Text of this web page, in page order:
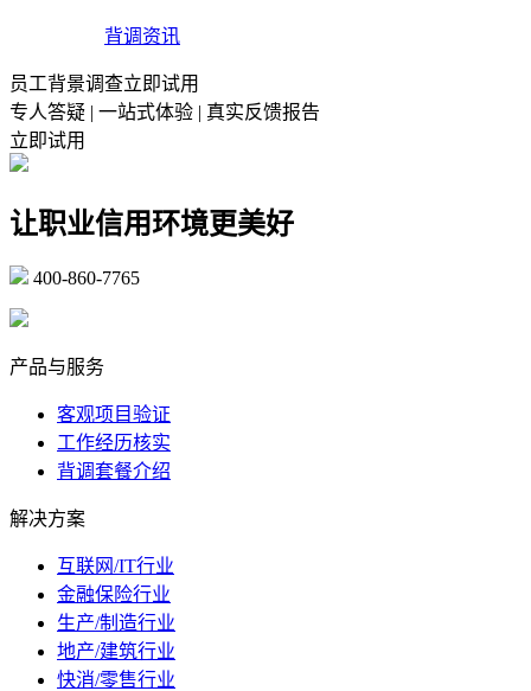
背调资讯
员工背景调查立即试用
专人答疑 | 一站式体验 | 真实反馈报告
立即试用
让职业信用环境更美好
400-860-7765
产品与服务
客观项目验证
工作经历核实
背调套餐介绍
解决方案
互联网/IT行业
金融保险行业
生产/制造行业
地产/建筑行业
快消/零售行业